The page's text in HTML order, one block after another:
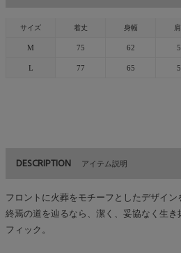
サイズ 着丈 身幅
M 75 62
L 77 65
DESCRIPTION アイテム説明
フロントに火葬をモチーフとしたデザイン
終焉の道を辿るなら、潔く、妥協なく生
フィック。